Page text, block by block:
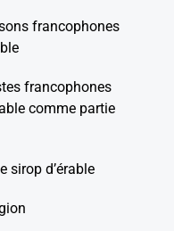
francophones
francophones
comme partie
sirop d’érable